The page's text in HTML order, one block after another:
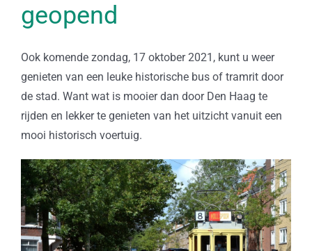
geopend
Ook komende zondag, 17 oktober 2021, kunt u weer
genieten van een leuke historische bus of tramrit door
de stad. Want wat is mooier dan door Den Haag te
rijden en lekker te genieten van het uitzicht vanuit een
mooi historisch voertuig.